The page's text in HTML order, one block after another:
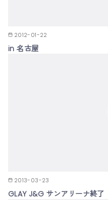
2012-01-22
in 名古屋
2013-03-23
GLAY J&G サンアリーナ終了